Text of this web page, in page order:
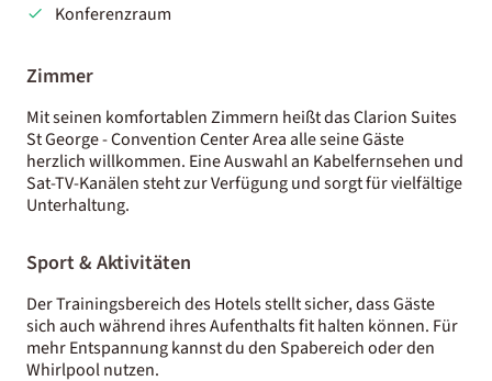
Konferenzraum
Zimmer
Mit seinen komfortablen Zimmern heißt das Clarion Suites
St George - Convention Center Area alle seine Gäste
herzlich willkommen. Eine Auswahl an Kabelfernsehen und
Sat-TV-Kanälen steht zur Verfügung und sorgt für vielfältige
Unterhaltung.
Sport & Aktivitäten
Der Trainingsbereich des Hotels stellt sicher, dass Gäste
sich auch während ihres Aufenthalts fit halten können. Für
mehr Entspannung kannst du den Spabereich oder den
Whirlpool nutzen.